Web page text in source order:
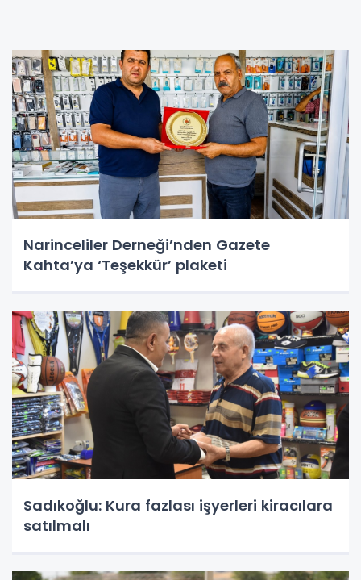
Narinceliler Derneği’nden Gazete
Kahta’ya ‘Teşekkür’ plaketi
Sadıkoğlu: Kura fazlası işyerleri kiracılara
satılmalı